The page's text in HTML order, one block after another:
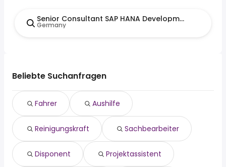
Senior Consultant SAP HANA Development
Germany
Beliebte Suchanfragen
Fahrer Aushilfe
Reinigungskraft Sachbearbeiter
Disponent Projektassistent